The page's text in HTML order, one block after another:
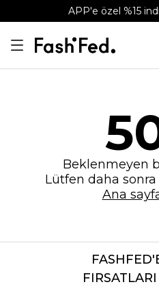
APP'e özel %15
Beklenmeyen
Lütfen daha
Ana